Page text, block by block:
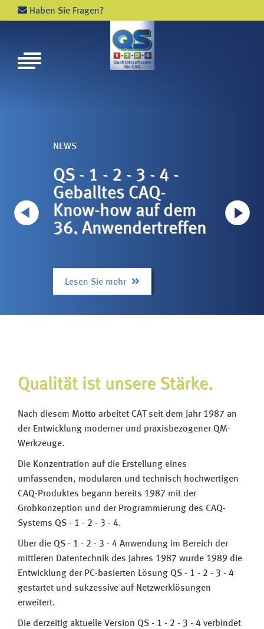
Haben Sie Fragen?
PHILOSOPHIE
ZAHLEN UND FAKTEN
PARTNER
ZUKUNFTSTECHNOLOGIE
INTEGRATION
WEITERE INFOS ANFORDERN
ANWENDERBERICHTE
REFERENZKUNDEN
KONTAKTFORMULAR
ANSCHRIFT
ANFAHRT
NEWS
QS - 1 - 2 - 3 - 4 -
Geballtes CAQ-
Know-how auf dem
36. Anwendertreffen
Lesen Sie mehr
Qualität ist unsere Stärke.
Nach diesem Motto arbeitet CAT seit dem Jahr 1987 an
der Entwicklung moderner und praxisbezogener QM-
Werkzeuge.
Die Konzentration auf die Erstellung eines
umfassenden, modularen und technisch hochwertigen
CAQ-Produktes begann bereits 1987 mit der
Grobkonzeption und der Programmierung des CAQ-
Systems QS - 1 - 2 - 3 - 4.
Über die QS - 1 - 2 - 3 - 4 Anwendung im Bereich der
mittleren Datentechnik des Jahres 1987 wurde 1989 die
Entwicklung der PC-basierten Lösung QS - 1 - 2 - 3 - 4
gestartet und sukzessive auf Netzwerklösungen
erweitert.
Die derzeitig aktuelle Version QS - 1 - 2 - 3 - 4 verbindet